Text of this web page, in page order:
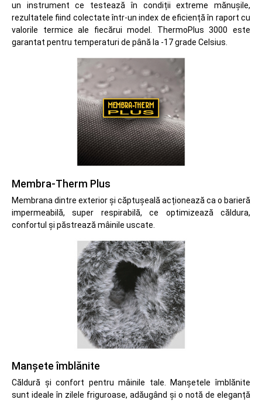
un instrument ce testează în condiții extreme mănușile,
rezultatele fiind colectate într-un index de eficiență în raport cu
valorile termice ale fiecărui model. ThermoPlus 3000 este
garantat pentru temperaturi de până la -17 grade Celsius.
Membra-Therm Plus
Membrana dintre exterior și căptușeală acționează ca o barieră
impermeabilă, super respirabilă, ce optimizează căldura,
confortul și păstrează mâinile uscate.
Manșete îmblănite
Căldură și confort pentru mâinile tale. Manșetele îmblănite
sunt ideale în zilele friguroase, adăugând și o notă de eleganță